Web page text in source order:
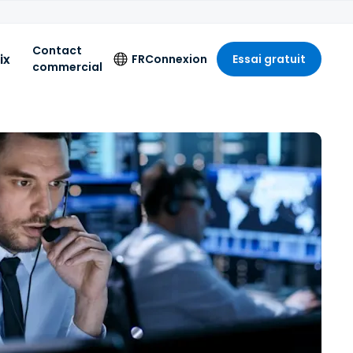
Contact
commercial
FR
Langue
English
Deutsch
Español
Français
Italiano
Nederlands
Português
简体中文
Connexion Essai gratuit